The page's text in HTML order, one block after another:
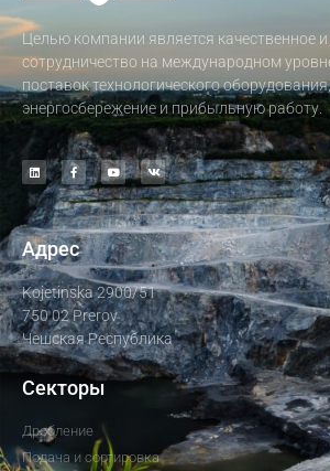
Целью компании является качественное
сотрудничество на международном
поставок технологического
энергосбережение и прибыльную работу.
Адрес
Kojetinska 2900/51
750 02 Prerov
Чешская Республика
Секторы
Дробление
Подача и сортировка